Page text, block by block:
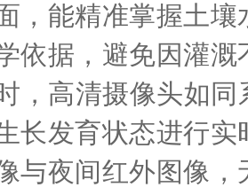
，能精准掌握土
依据，避免因灌
，高清摄像头如同
长发育状态进行
与夜间红外图像